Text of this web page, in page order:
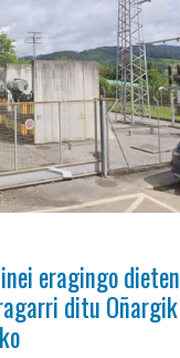
eragingo dieten
ditu Oñargik